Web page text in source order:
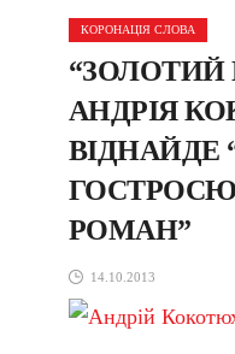
КОРОНАЦІЯ СЛОВА
“ЗОЛОТИЙ
АНДРІЯ
РОМАН”
14.10.2013